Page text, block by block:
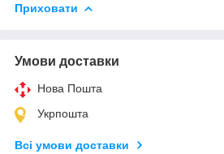
Приховати
Умови доставки
Нова Пошта
Укрпошта
Всі умови доставки